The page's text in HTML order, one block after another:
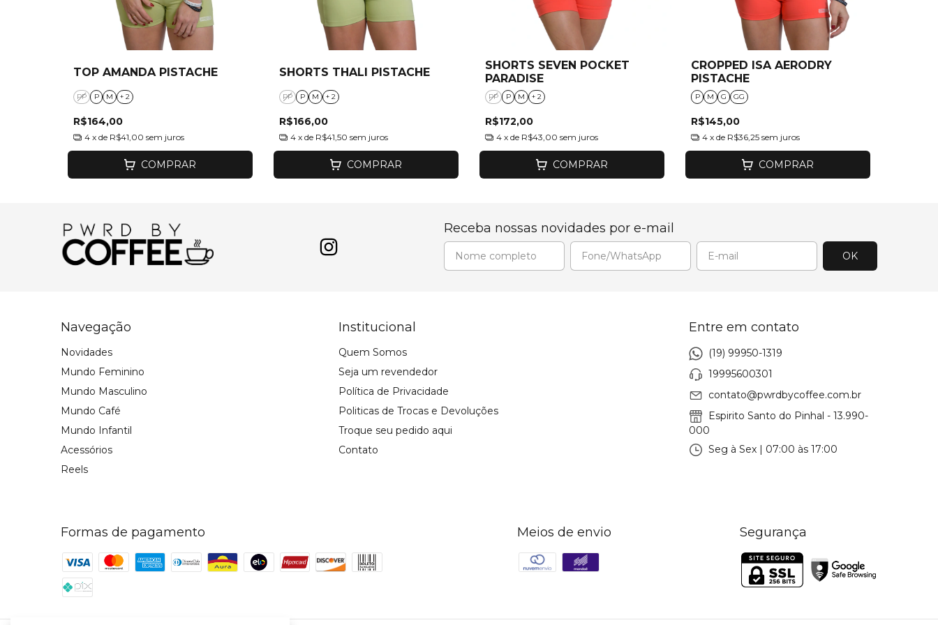
TOP AMANDA PISTACHE
PP P M + 2
R$164,00
4 x de R$41,00 sem juros
COMPRAR
SHORTS THALI PISTACHE
PP P M + 2
R$166,00
4 x de R$41,50 sem juros
COMPRAR
SHORTS SEVEN POCKET
PARADISE
PP P M + 2
R$172,00
4 x de R$43,00 sem juros
COMPRAR
CROPPED ISA AERODRY
PISTACHE
P M G GG
R$145,00
4 x de R$36,25 sem juros
COMPRAR
Receba nossas novidades por e-mail
Navegação
Novidades
Mundo Feminino
Mundo Masculino
Mundo Café
Mundo Infantil
Acessórios
Reels
Institucional
Quem Somos
Seja um revendedor
Política de Privacidade
Politicas de Trocas e Devoluções
Troque seu pedido aqui
Contato
Entre em contato
(19) 99950-1319
19995600301
contato@pwrdbycoffee.com.br
Espirito Santo do Pinhal - 13.990-
000
Seg à Sex | 07:00 às 17:00
Formas de pagamento Meios de envio Segurança